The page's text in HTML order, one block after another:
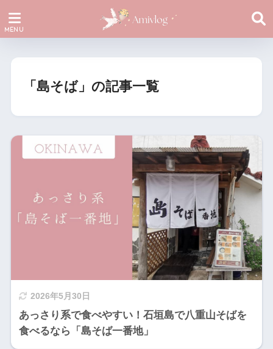
「島そば」の記事一覧
2026年5月30日
あっさり系で食べやすい！石垣島で八重山そばを
食べるなら「島そば一番地」